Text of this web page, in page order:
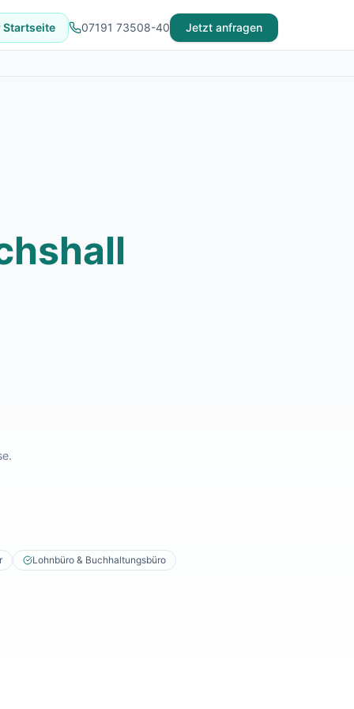
Startseite 07191 73508-40 Jetzt anfragen
Lohnbüro & Buchhaltungsbüro